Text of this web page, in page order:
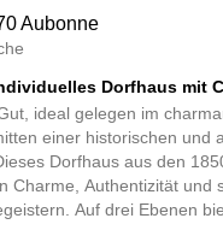
Aubonne
Dorfhaus mit
ideal gelegen im
einer historischen und
Dorfhaus aus den
Charme, Authentizität und
Auf drei Ebenen